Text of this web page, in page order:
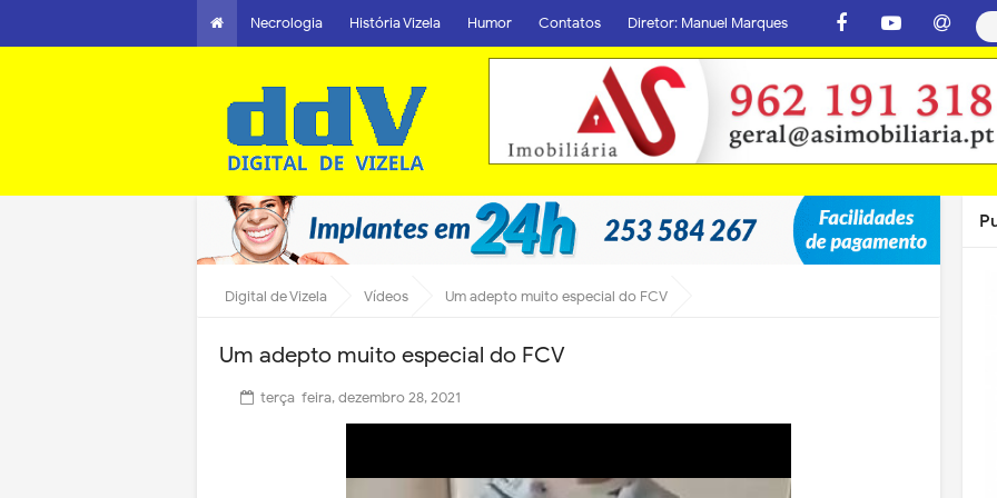
Necrologia História Vizela Humor Contatos Diretor: Manuel Marques
Digital de Vizela Vídeos Um adepto muito especial do FCV
Um adepto muito especial do FCV
terça-feira, dezembro 28, 2021